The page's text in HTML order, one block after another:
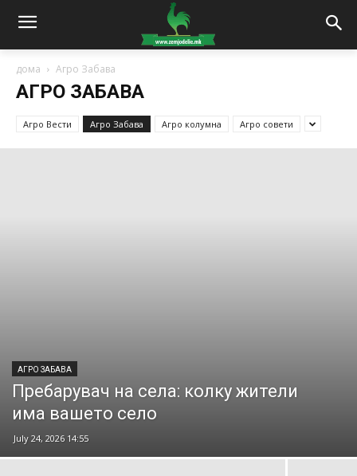
дома Агро Забава
АГРО ЗАБАВА
Агро Вести Агро Забава Агро колумна Агро совети
АГРО ЗАБАВА
Пребарувач на села: колку жители
има вашето село
July 24, 2026 14:55